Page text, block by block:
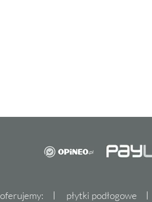
oferujemy: płytki podłogowe